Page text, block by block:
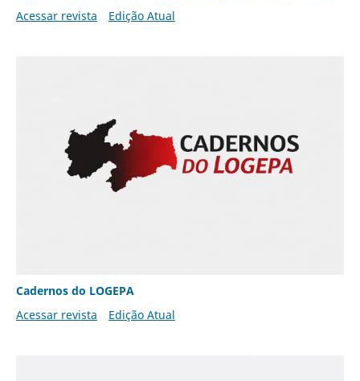
Acessar revista
Edição Atual
Cadernos do LOGEPA
Acessar revista
Edição Atual